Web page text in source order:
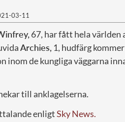
03-11
67, har fått hela världen
Archies, 1, hudfärg
inom de kungliga väggarna
till anklagelserna.
enligtSky News.